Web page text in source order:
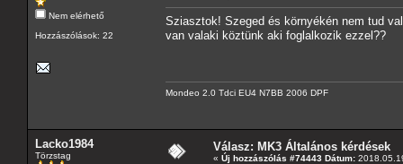
Nem elérhető
Hozzászólások: 22
Sziasztok! Szeged és környékén nem tud
van valaki köztünk aki foglalkozik ezzel??
Mondeo 2.0 Tdci EU4 N7BB 2006 DPF
Lacko1984
Törzstag
Válasz: MK3 Általános kérdések
« Új hozzászólás #74443 Dátum: